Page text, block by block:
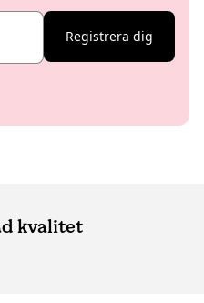
Registrera dig
kvalitet